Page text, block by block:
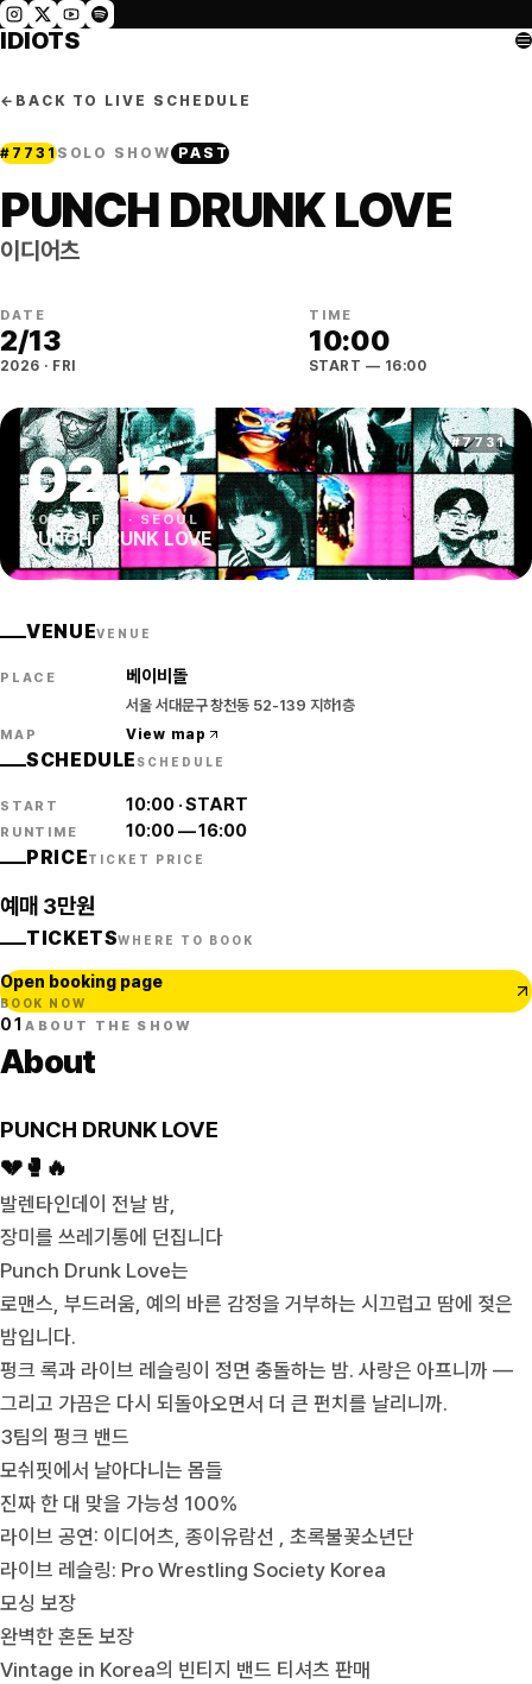
IDIOTS
← BACK TO LIVE SCHEDULE
# 7731SOLO SHOW PAST
PUNCH DRUNK LOVE
이디어츠
DATE
2/13
2026 · FRI
TIME
10:00
START — 16:00
#7731
02.13
2026·FRI ·SEOUL
PUNCH DRUNK LOVE
VENUEVENUE
PLACE 베이비돌
서울 서대문구 창천동 52-139 지하1층
MAP View map
SCHEDULE SCHEDULE
START 10:00·START
RUNTIME 10:00—16:00
PRICETICKET PRICE
예매 3만원
TICKETSWHERE TO BOOK
Open booking page
BOOK NOW
01ABOUT THE SHOW
About
PUNCH DRUNK LOVE
💔🥊🔥
발렌타인데이 전날 밤,
장미를 쓰레기통에 던집니다
Punch Drunk Love는
로맨스, 부드러움, 예의 바른 감정을 거부하는 시끄럽고 땀에 젖은
밤입니다.
펑크 록과 라이브 레슬링이 정면 충돌하는 밤. 사랑은 아프니까 —
그리고 가끔은 다시 되돌아오면서 더 큰 펀치를 날리니까.
3팀의 펑크 밴드
모쉬핏에서 날아다니는 몸들
진짜 한 대 맞을 가능성 100%
라이브 공연: 이디어츠, 종이유람선 , 초록불꽃소년단
라이브 레슬링: Pro Wrestling Society Korea
모싱 보장
완벽한 혼돈 보장
Vintage in Korea의 빈티지 밴드 티셔츠 판매